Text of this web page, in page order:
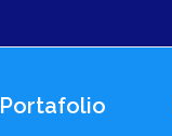
Portafolio